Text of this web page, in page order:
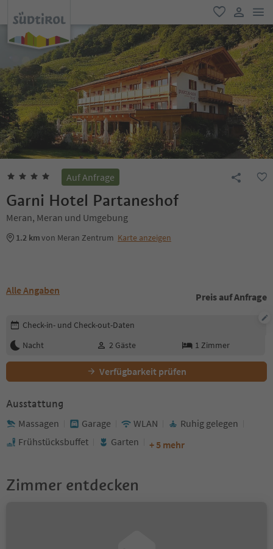
favorit
user link
Auf Anfrage
Garni Hotel Partaneshof
Meran, Meran und Umgebung
1.2 kmvon Meran Zentrum Karte anzeigen
Alle Angaben
Preis auf Anfrage
Buchungsdetails bearbeiten
Check-in- und Check-out-Daten
Nacht
2 Gäste 1 Zimmer
Verfügbarkeit prüfen
Ausstattung
Massagen Garage WLAN
Ruhig gelegen
Frühstücksbuffet
Garten + 5 mehr
Zimmer entdecken